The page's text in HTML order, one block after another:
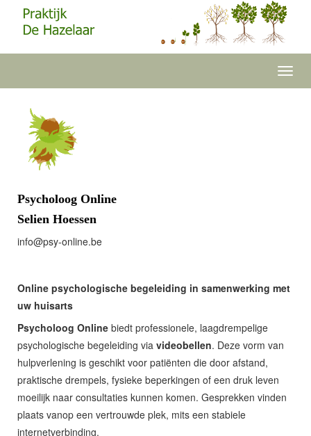
Psycholoog Online
Selien Hoessen
eb.enilno-ysp@ofni
Online psychologische begeleiding in samenwerking met
uw huisarts
Psycholoog Online biedt professionele, laagdrempelige
psychologische begeleiding via videobellen. Deze vorm van
hulpverlening is geschikt voor patiënten die door afstand,
praktische drempels, fysieke beperkingen of een druk leven
moeilijk naar consultaties kunnen komen. Gesprekken vinden
plaats vanop een vertrouwde plek, mits een stabiele
internetverbinding.